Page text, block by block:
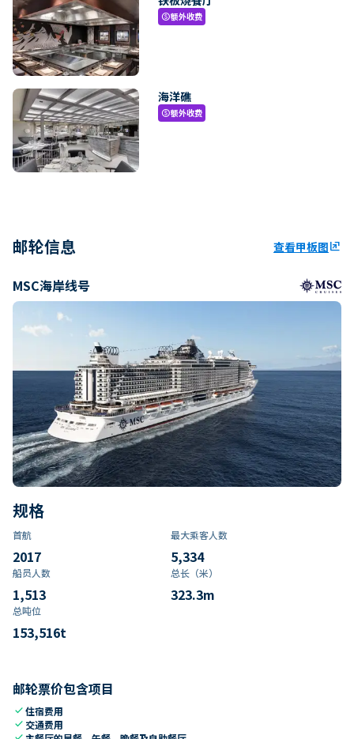
paid额外收费
海洋礁
paid额外收费
邮轮信息 查看甲板图ungroup
MSC海岸线号
规格
首航
2017
最大乘客人数
5,334
船员人数
1,513
总长（米）
323.3m
总吨位
153,516t
邮轮票价包含项目
check住宿费用
check 交通费用